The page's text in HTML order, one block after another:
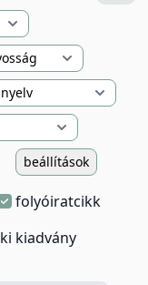
beállítások
folyóiratcikk
kiadvány